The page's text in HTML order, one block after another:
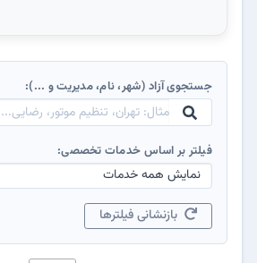
جستجوی آزاد (شهر، نام، مدیریت و ...):
فیلتر بر اساس خدمات تخصصی:
بازنشانی فیلترها